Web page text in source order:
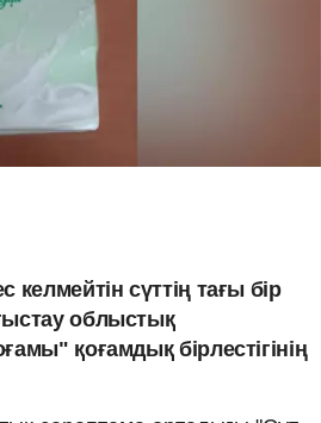
сүттің тағы бір
облыстық
қоғамдық бірлестігінің